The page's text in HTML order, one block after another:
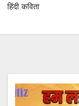
हिंदी कविता